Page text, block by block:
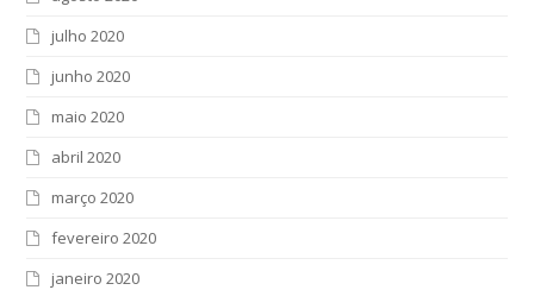
julho 2020
junho 2020
maio 2020
abril 2020
março 2020
fevereiro 2020
janeiro 2020